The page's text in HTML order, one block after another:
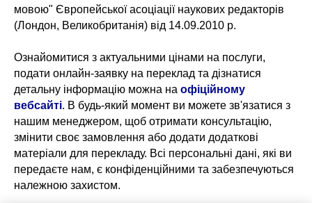
мовою" Європейської асоціації наукових редакторів
(Лондон, Великобританія) від 14.09.2010 р.
Ознайомитися з актуальними цінами на послуги,
подати онлайн-заявку на переклад та дізнатися
детальну інформацію можна на офіційному
вебсайті. В будь-який момент ви можете зв'язатися з
нашим менеджером, щоб отримати консультацію,
змінити своє замовлення або додати додаткові
матеріали для перекладу. Всі персональні дані, які ви
передаєте нам, є конфіденційними та забезпечуються
належною захистом.